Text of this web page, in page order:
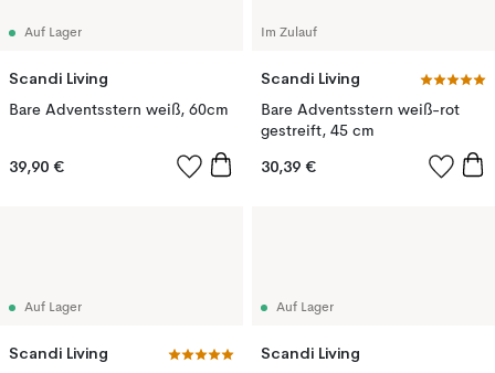
Auf Lager
Scandi Living
Bare Adventsstern weiß, 60cm
39,90 €
Im Zulauf
Scandi Living
Bare Adventsstern weiß-rot
gestreift, 45 cm
30,39 €
Auf Lager
Scandi Living
Auf Lager
Scandi Living